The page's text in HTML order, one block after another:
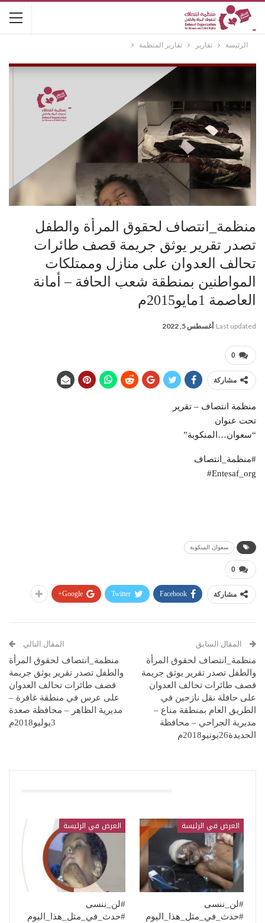
الرئيسة تقارير تقارير المنظمة
منظمة_انتصاف لحقوق المرأة والطفل
تصدر تقرير يوثق جريمة قصف طائرات
تحالف العدوان على منازل وممتلكات
المواطنين بمنطقة شعب الحافة – أمانة
العاصمة 1مايو2015م
Last updated أغسطس 5, 2022
0
مشاركة
منظمة انتصاف – تقرير
تحت عنوان
“سعوان…المنكوبة”
#منظمة_انتصاف
‎#Entesaf_org
سعوان المنكوبة
0
مشاركة Facebook
Twitter
Google+
المقال السابق
منظمة_انتصاف لحقوق المرأة
والطفل تصدر تقرير يوثق جريمة
قصف طائرات تحالف العدوان
على حافلة نقل نازحين في
الطريق العام بمنطقة مناع –
مديرية الجراحي – محافظة
الحديدة26يونيو2018م
المقال التالي
منظمة_انتصاف لحقوق المرأة
والطفل تصدر تقرير يوثق جريمة
قصف طائرات تحالف العدوان
على عرس في منطقة غافرة –
مديرية الظاهر – محافظة صعدة
3يوليو2018م
العرض في الرئيسة
#لن_ننسى
#حدث_في_مثل_هذا_اليوم
العرض في الرئيسة
#لن_ننسى
#حدث_في_مثل_هذا_اليوم